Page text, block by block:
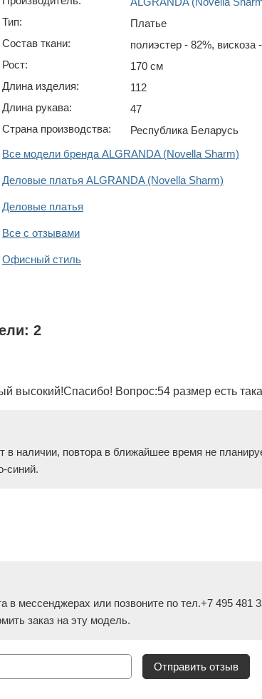
Тип:
Платье
Состав ткани:
полиэстер - 82%, вискоза
Рост:
170 см
Длина изделия:
112
Длина рукава:
47
Страна производства:
Республика Беларусь
Все модели бренда ALGRANDA (Novella Sharm)
Деловые платья ALGRANDA (Novella Sharm)
Деловые платья
Все с отзывами
Офисный стиль
2
высокий!Спасибо! Вопрос:54 размер есть
в наличии, повтора в ближайшее время не
синий.
мессенджерах или позвоните по тел.+7 495 481
заказ на эту модель.
Отправить отзыв